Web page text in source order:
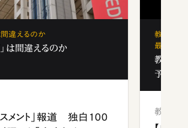
間違えるのか
は間違えるのか
メント」報道 独白100
教育の地
最新勢力
教育の
予備校
教育